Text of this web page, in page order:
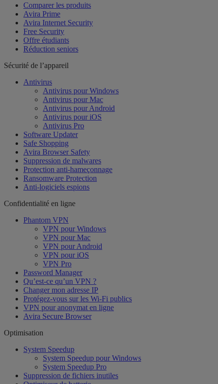
Comparer les produits
Avira Prime
Avira Internet Security
Free Security
Offre étudiants
Réduction seniors
Sécurité de l’appareil
Antivirus
Antivirus pour Windows
Antivirus pour Mac
Antivirus pour Android
Antivirus pour iOS
Antivirus Pro
Software Updater
Safe Shopping
Avira Browser Safety
Suppression de malwares
Protection anti-hameçonnage
Ransomware Protection
Anti-logiciels espions
Confidentialité en ligne
Phantom VPN
VPN pour Windows
VPN pour Mac
VPN pour Android
VPN pour iOS
VPN Pro
Password Manager
Qu’est-ce qu’un VPN ?
Changer mon adresse IP
Protégez-vous sur les Wi-Fi publics
VPN pour anonymat en ligne
Avira Secure Browser
Optimisation
System Speedup
System Speedup pour Windows
System Speedup Pro
Suppression de fichiers inutiles